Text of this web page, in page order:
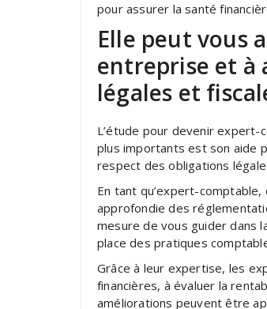
pour assurer la santé
Elle peut vous
entreprise et à
légales et
L’étude pour devenir expert-
plus importants est son aide
respect des obligations
En tant qu’expert-
approfondie des
mesure de vous guider dans
place des pratiques
Grâce à leur expertise, les
financières, à évaluer la
améliorations peuvent être